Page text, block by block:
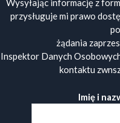
Wysyłając informację z
przysługuje mi prawo
żądania
Inspektor Danych
kontaktu
Imię i